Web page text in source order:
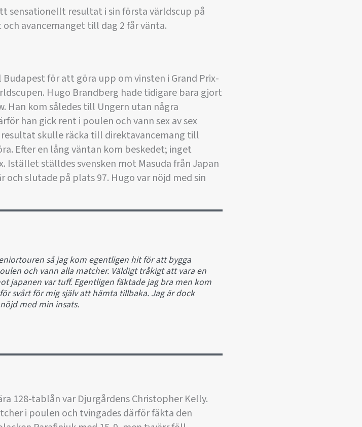
sensationellt resultat i sin första världscup på
avancemanget till dag 2 får vänta.
för att göra upp om vinsten i Grand Prix-
Hugo Brandberg hade tidigare bara gjort
Han kom således till Ungern utan några
han gick rent i poulen och vann sex av sex
skulle räcka till direktavancemang till
Efter en lång väntan kom beskedet; inget
Istället ställdes svensken mot Masuda från Japan
slutade på plats 97. Hugo var nöjd med sin
så jag kom egentligen hit för att bygga
och vann alla matcher. Väldigt tråkigt att vara en
japanen var tuff. Egentligen fäktade jag bra men kom
svårt för mig själv att hämta tillbaka. Jag är dock
med min insats.
128-tablån var Djurgårdens Christopher Kelly.
i poulen och tvingades därför fäkta den